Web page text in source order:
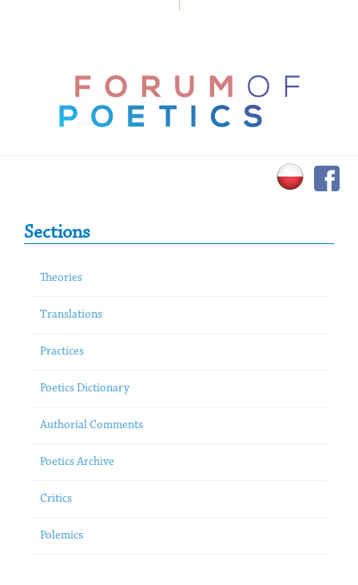
Primary Sidebar
Sections
Theories
Translations
Practices
Poetics Dictionary
Authorial Comments
Poetics Archive
Critics
Polemics